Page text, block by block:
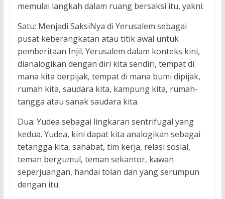
memulai langkah dalam ruang bersaksi itu, yakni:
Satu: Menjadi SaksiNya di Yerusalem sebagai
pusat keberangkatan atau titik awal untuk
pemberitaan Injil. Yerusalem dalam konteks kini,
dianalogikan dengan diri kita sendiri, tempat di
mana kita berpijak, tempat di mana bumi dipijak,
rumah kita, saudara kita, kampung kita, rumah-
tangga atau sanak saudara kita.
Dua: Yudea sebagai lingkaran sentrifugal yang
kedua. Yudea, kini dapat kita analogikan sebagai
tetangga kita, sahabat, tim kerja, relasi sosial,
teman bergumul, teman sekantor, kawan
seperjuangan, handai tolan dan yang serumpun
dengan itu.